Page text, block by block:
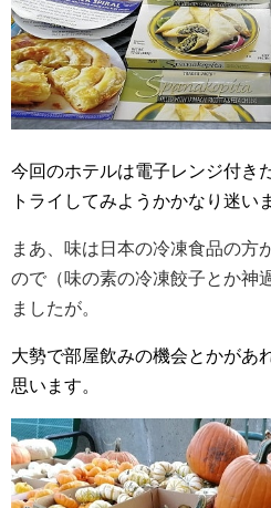
今回のホテルは電子レンジ付き
トライしてみようかかなり迷い
まあ、味は日本の冷凍食品の方
ので（味の素の冷凍餃子とか神
ましたが。
大勢で部屋飲みの機会とかがあ
思います。